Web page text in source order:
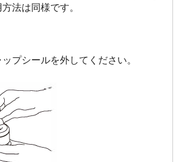
プシールを外してください。